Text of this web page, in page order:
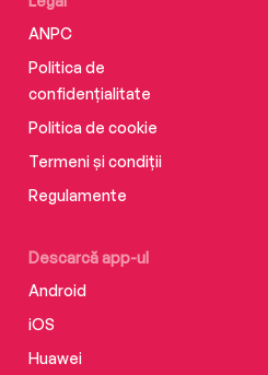
Descarcă app-ul
Android
iOS
Huawei
ANPC
Politica de
confidențialitate
Politica de cookie
Termeni și condiții
Regulamente